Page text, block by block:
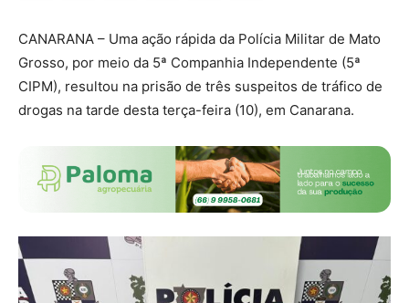
CANARANA – Uma ação rápida da Polícia Militar de Mato
Grosso, por meio da 5ª Companhia Independente (5ª
CIPM), resultou na prisão de três suspeitos de tráfico de
drogas na tarde desta terça-feira (10), em Canarana.